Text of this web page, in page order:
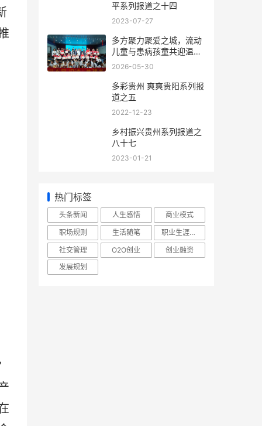
平系列报道之十四
2023-07-27
多方聚力聚爱之城，流动
儿童与患病孩童共迎温暖
六一
2026-05-30
多彩贵州 爽爽贵阳系列报
道之五
2022-12-23
乡村振兴贵州系列报道之
八十七
2023-01-21
热门标签
头条新闻 人生感悟
商业模式
职场规则
生活随笔
职业生涯规划
社交管理
O2O创业
创业融资
发展规划